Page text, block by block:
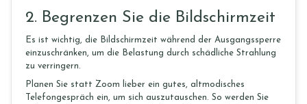
2. Begrenzen Sie die Bildschirmzeit
Es ist wichtig, die Bildschirmzeit während der Ausgangssperre
einzuschränken, um die Belastung durch schädliche Strahlung
zu verringern.
Planen Sie statt Zoom lieber ein gutes, altmodisches
Telefongespräch ein, um sich auszutauschen. So werden Sie